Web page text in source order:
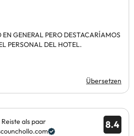
GENERAL PERO DESTACARÍAMOS
PERSONAL DEL HOTEL.
Übersetzen
8.4
Reiste als paar